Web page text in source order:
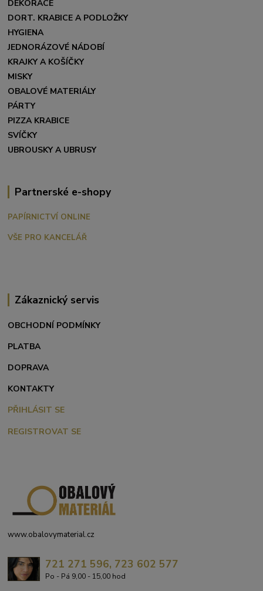
DEKORACE
DORT. KRABICE A PODLOŽKY
HYGIENA
JEDNORÁZOVÉ NÁDOBÍ
KRAJKY A KOŠÍČKY
MISKY
OBALOVÉ MATERIÁLY
PÁRTY
PIZZA KRABICE
SVÍČKY
UBROUSKY A UBRUSY
Partnerské e-shopy
PAPÍRNICTVÍ ONLINE
VŠE PRO KANCELÁŘ
Zákaznický servis
OBCHODNÍ PODMÍNKY
PLATBA
DOPRAVA
KONTAKTY
PŘIHLÁSIT SE
REGISTROVAT SE
www.obalovymaterial.cz
721 271 596, 723 602 577
Po - Pá 9,00 - 15,00 hod